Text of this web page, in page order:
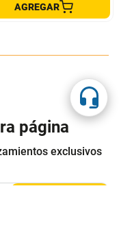
AGREGAR
página
exclusivos